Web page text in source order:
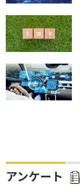
アンケート